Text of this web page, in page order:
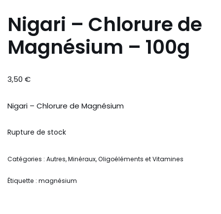
Nigari – Chlorure de
Magnésium – 100g
3,50 €
Nigari – Chlorure de Magnésium
Rupture de stock
Catégories : Autres,Minéraux, Oligoéléments et Vitamines
Étiquette : magnésium